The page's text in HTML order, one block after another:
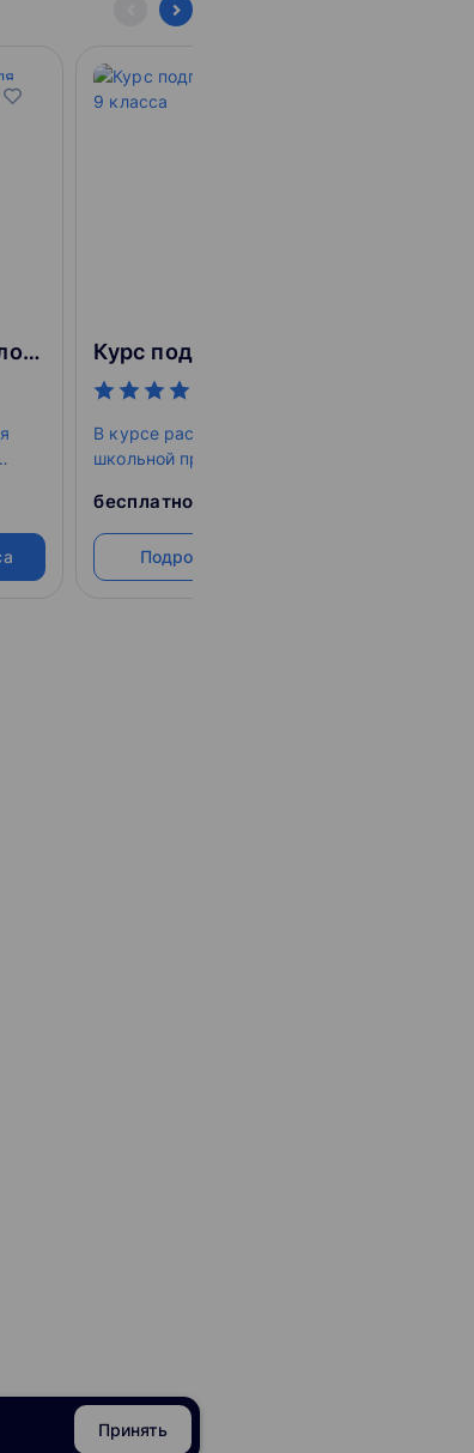
Курс подготовки к ОГЭ по биологии для 9 класса
В курсе рассматриваются все темы
школьной программы за 7, 8 и 9 класс:
явления, кинематика, динамика, статика,
оптические явления и элементы квантовой
физики.
бесплатно
Подробнее
Принять